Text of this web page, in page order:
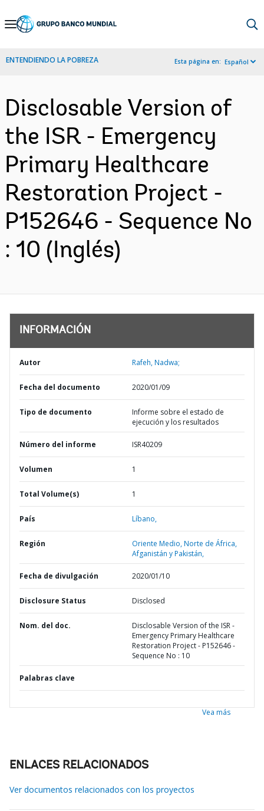
Skip
Navigation
ENTENDIENDO LA POBREZA Esta página en: Español
Disclosable Version of
the ISR - Emergency
Primary Healthcare
Restoration Project -
P152646 - Sequence No
: 10 (Inglés)
INFORMACIÓN
Autor Rafeh, Nadwa;
Fecha del documento 2020/01/09
Tipo de documento
Informe sobre el estado de
ejecución y los resultados
Número del informe ISR40209
Volumen 1
Total Volume(s) 1
País Líbano,
Región
Oriente Medio, Norte de África,
Afganistán y Pakistán,
Fecha de divulgación 2020/01/10
Disclosure Status Disclosed
Nom. del doc.
Disclosable Version of the ISR -
Emergency Primary Healthcare
Restoration Project - P152646 -
Sequence No : 10
Palabras clave
Vea más
ENLACES RELACIONADOS
Ver documentos relacionados con los proyectos